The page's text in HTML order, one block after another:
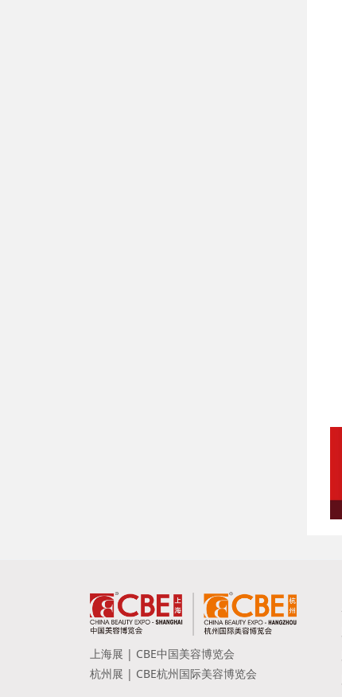
上海展 | CBE中国美容博览会
杭州展 | CBE杭州国际美容博览会